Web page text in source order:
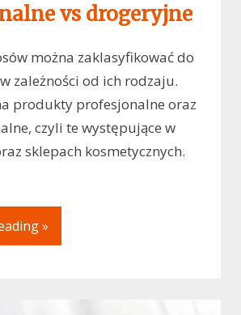
vs drogeryjne
można zaklasyfikować do
zależności od ich rodzaju.
produkty profesjonalne oraz
czyli te występujące w
sklepach kosmetycznych.
»